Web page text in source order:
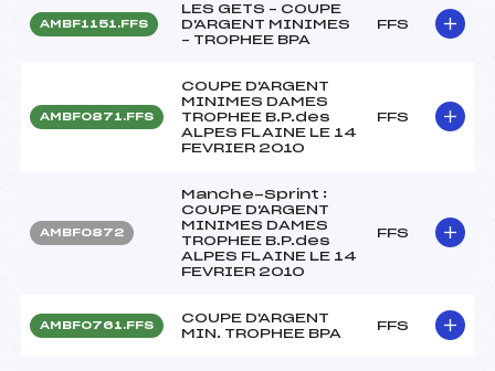
AMBF1151.FFS
LES GETS – COUPE
D'ARGENT MINIMES
– TROPHEE BPA
FFS
AMBF0871.FFS
COUPE D'ARGENT
MINIMES DAMES
TROPHEE B.P.des
ALPES FLAINE LE 14
FEVRIER 2010
FFS
AMBF0872
Manche-Sprint :
COUPE D'ARGENT
MINIMES DAMES
TROPHEE B.P.des
ALPES FLAINE LE 14
FEVRIER 2010
FFS
AMBF0761.FFS
COUPE D'ARGENT
MIN. TROPHEE BPA
FFS